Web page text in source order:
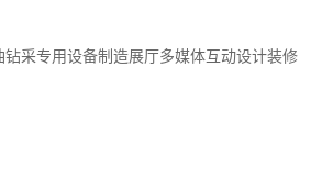
钻采专用设备制造展厅多媒体互动设计装修